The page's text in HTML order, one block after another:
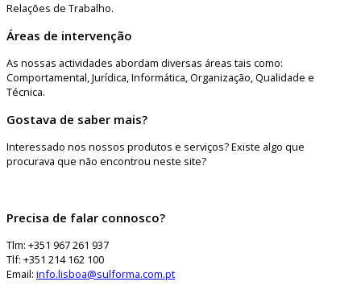
Relações de Trabalho.
Áreas de intervenção
As nossas actividades abordam diversas áreas tais como:
Comportamental, Jurídica, Informática, Organização, Qualidade e
Técnica.
Gostava de saber mais?
Interessado nos nossos produtos e serviços? Existe algo que
procurava que não encontrou neste site?
Precisa de falar connosco?
Tlm: +351 967 261 937
Tlf: +351 214 162 100
Email: info.lisboa@sulforma.com.pt